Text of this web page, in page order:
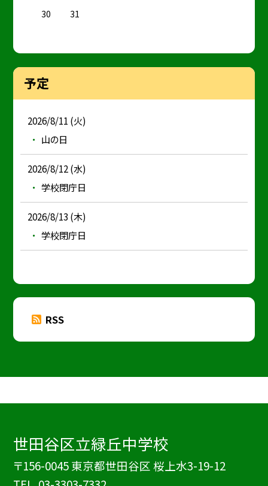
30
31
予定
2026/8/11 (火)
山の日
2026/8/12 (水)
学校閉庁日
2026/8/13 (木)
学校閉庁日
RSS
世田谷区立緑丘中学校
〒156-0045 東京都世田谷区 桜上水3-19-12